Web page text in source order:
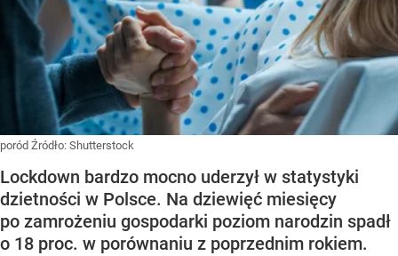
poród Źródło: Shutterstock
Lockdown bardzo mocno uderzył w statystyki
dzietności w Polsce. Na dziewięć miesięcy
po zamrożeniu gospodarki poziom narodzin spadł
o 18 proc. w porównaniu z poprzednim rokiem.